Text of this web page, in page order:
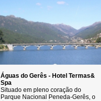
Águas do Gerês - Hotel Termas&
Spa
Situado em pleno coração do
Parque Nacional Peneda-Gerês, o